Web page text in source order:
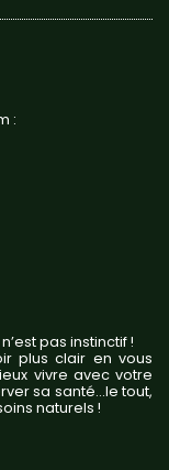
:
pas instinctif !
plus clair en vous
vivre avec votre
sa santé...le tout,
naturels !